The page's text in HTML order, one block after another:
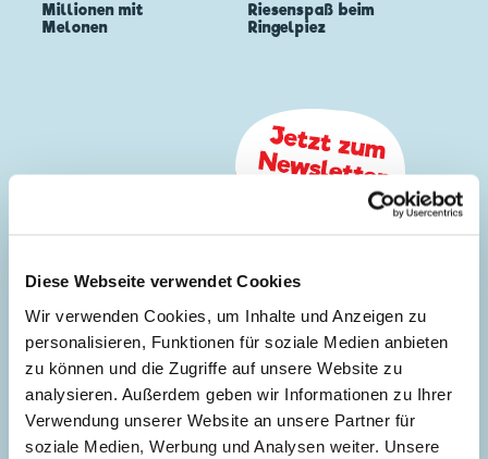
Diese Webseite verwendet Cookies
Wir verwenden Cookies, um Inhalte und Anzeigen zu
personalisieren, Funktionen für soziale Medien anbieten
zu können und die Zugriffe auf unsere Website zu
analysieren. Außerdem geben wir Informationen zu Ihrer
Verwendung unserer Website an unsere Partner für
soziale Medien, Werbung und Analysen weiter. Unsere
Millionen mit
Melonen
Riesenspaß beim
Ringelpiez